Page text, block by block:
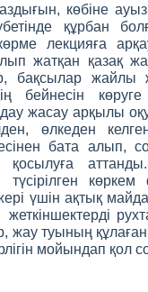
көбіне ауыз
құрбан
лекцияға
жатқан қазақ
бақсылар жайлы
бейнесін
жасау арқылы
өлкеден
бата алып,
қосылуға
көркем
үшін ақтық
жау туының құлаған
мойындап қол